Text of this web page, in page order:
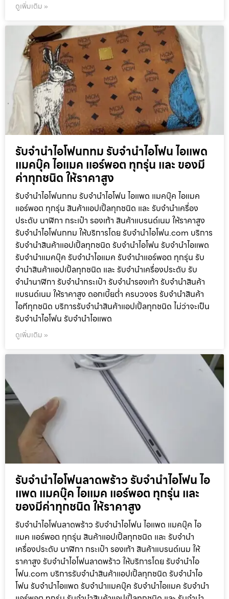
ดูเพิ่มเติม »
รับจำนำไอโฟนกทม รับจำนำไอโฟน ไอแพด
แมคบุ๊ค ไอแมค แอร์พอต ทุกรุ่น และ ของมี
ค่าทุกชนิด ให้ราคาสูง
รับจำนำไอโฟนกทม รับจำนำไอโฟน ไอแพด แมคบุ๊ค ไอแมค
แอร์พอต ทุกรุ่น สินค้าแอปเปิ้ลทุกชนิด และ รับจำนำเครื่อง
ประดับ นาฬิกา กระเป๋า รองเท้า สินค้าแบรนด์เนม ให้ราคาสูง
รับจำนำไอโฟนกทม ให้บริการโดย รับจํานําไอโฟน.com บริการ
รับจำนำสินค้าแอปเปิ้ลทุกชนิด รับจำนำไอโฟน รับจำนำไอแพด
รับจำนำแมคบุ๊ค รับจำนำไอแมค รับจำนำแอร์พอต ทุกรุ่น รับ
จำนำสินค้าแอปเปิ้ลทุกชนิด และ รับจำนำเครื่องประดับ รับ
จำนำนาฬิกา รับจำนำกระเป๋า รับจำนำรองเท้า รับจำนำสินค้า
แบรนด์เนม ให้ราคาสูง ดอกเบี้ยต่ำ ครบวงจร รับจำนำสินค้า
ไอทีทุกชนิด บริการรับจำนำสินค้าแอปเปิ้ลทุกชนิด ไม่ว่าจะเป็น
รับจำนำไอโฟน รับจำนำไอแพด
ดูเพิ่มเติม »
รับจำนำไอโฟนลาดพร้าว รับจำนำไอโฟน ไอ
แพด แมคบุ๊ค ไอแมค แอร์พอต ทุกรุ่น และ
ของมีค่าทุกชนิด ให้ราคาสูง
รับจำนำไอโฟนลาดพร้าว รับจำนำไอโฟน ไอแพด แมคบุ๊ค ไอ
แมค แอร์พอต ทุกรุ่น สินค้าแอปเปิ้ลทุกชนิด และ รับจำนำ
เครื่องประดับ นาฬิกา กระเป๋า รองเท้า สินค้าแบรนด์เนม ให้
ราคาสูง รับจำนำไอโฟนลาดพร้าว ให้บริการโดย รับจํานําไอ
โฟน.com บริการรับจำนำสินค้าแอปเปิ้ลทุกชนิด รับจำนำไอ
โฟน รับจำนำไอแพด รับจำนำแมคบุ๊ค รับจำนำไอแมค รับจำนำ